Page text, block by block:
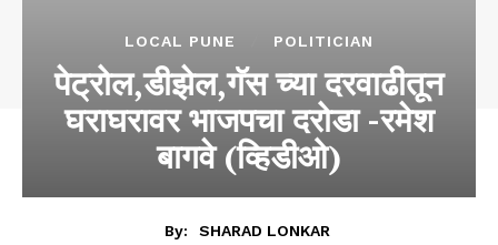
LOCAL PUNE POLITICIAN
पेट्रोल,डीझेल,गॅस च्या दरवाढीतून
घराघरावर भाजपचा दरोडा -रमेश
बागवे (व्हिडीओ)
By:
SHARAD LONKAR